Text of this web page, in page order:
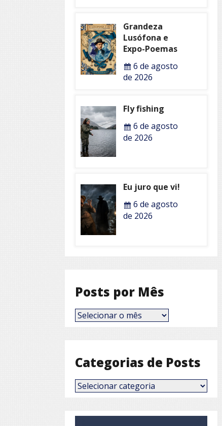
Grandeza
Lusófona e
Expo-Poemas
6 de agosto
de 2026
Fly fishing
6 de agosto
de 2026
Eu juro que vi!
6 de agosto
de 2026
Posts por Mês
Posts
por
Categorias de Posts
Categorias
de